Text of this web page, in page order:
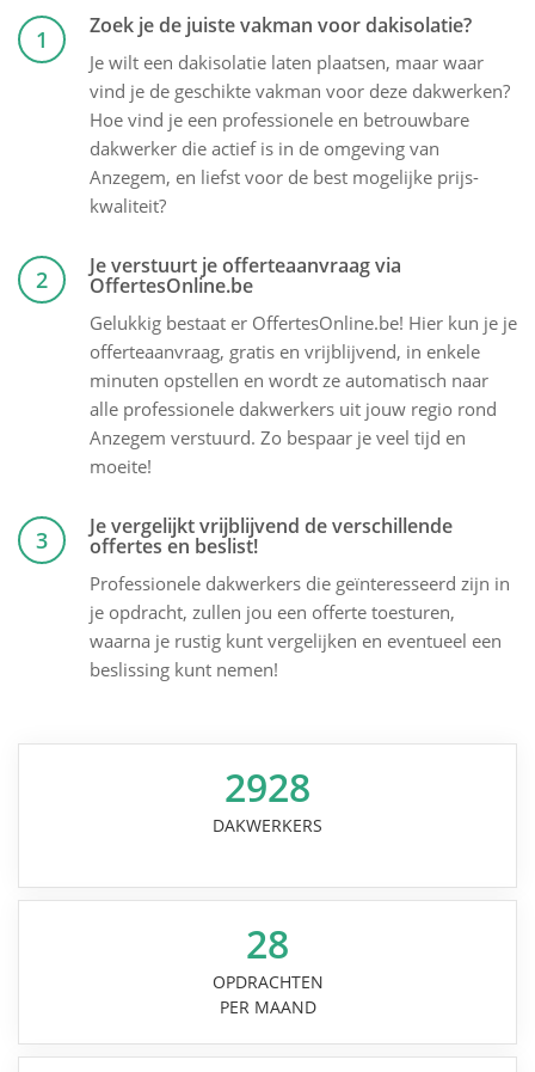
1 Zoek je de juiste vakman voor dakisolatie?
Je wilt een dakisolatie laten plaatsen, maar waar
vind je de geschikte vakman voor deze dakwerken?
Hoe vind je een professionele en betrouwbare
dakwerker die actief is in de omgeving van
Anzegem, en liefst voor de best mogelijke prijs-
kwaliteit?
2 Je verstuurt je offerteaanvraag via
OffertesOnline.be
Gelukkig bestaat er OffertesOnline.be! Hier kun je je
offerteaanvraag, gratis en vrijblijvend, in enkele
minuten opstellen en wordt ze automatisch naar
alle professionele dakwerkers uit jouw regio rond
Anzegem verstuurd. Zo bespaar je veel tijd en
moeite!
3 Je vergelijkt vrijblijvend de verschillende
offertes en beslist!
Professionele dakwerkers die geïnteresseerd zijn in
je opdracht, zullen jou een offerte toesturen,
waarna je rustig kunt vergelijken en eventueel een
beslissing kunt nemen!
2928
DAKWERKERS
28
OPDRACHTEN
PER MAAND